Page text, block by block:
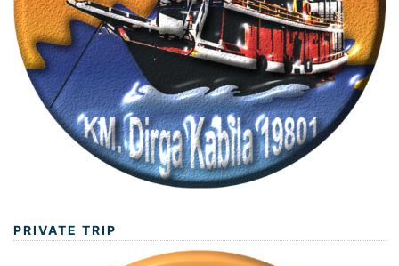
PRIVATE TRIP